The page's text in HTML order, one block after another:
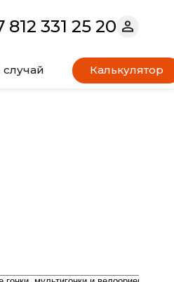
812 331 25 20
случай
Калькулятор
страхования